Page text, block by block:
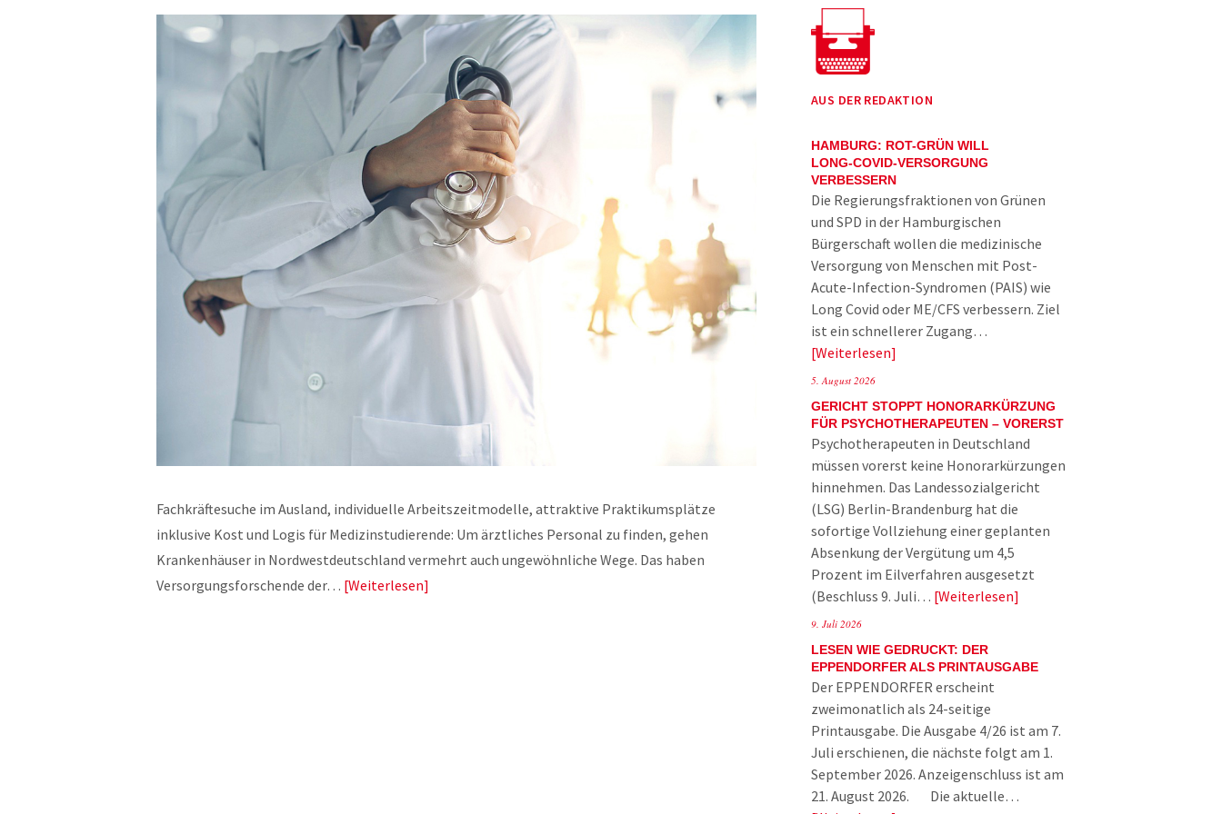
Fachkräftesuche im Ausland, individuelle Arbeitszeitmodelle, attraktive Praktikumsplätze
inklusive Kost und Logis für Medizinstudierende: Um ärztliches Personal zu finden, gehen
Krankenhäuser in Nordwestdeutschland vermehrt auch ungewöhnliche Wege. Das haben
Versorgungsforschende der… Weiterlesen
AUS DER REDAKTION
HAMBURG: ROT-GRÜN WILL
LONG-COVID-VERSORGUNG
VERBESSERN
Die Regierungsfraktionen von Grünen
und SPD in der Hamburgischen
Bürgerschaft wollen die medizinische
Versorgung von Menschen mit Post-
Acute-Infection-Syndromen (PAIS) wie
Long Covid oder ME/CFS verbessern. Ziel
ist ein schnellerer Zugang…
Weiterlesen
5. August 2026
GERICHT STOPPT HONORARKÜRZUNG
FÜR PSYCHOTHERAPEUTEN – VORERST
Psychotherapeuten in Deutschland
müssen vorerst keine Honorarkürzungen
hinnehmen. Das Landessozialgericht
(LSG) Berlin-Brandenburg hat die
sofortige Vollziehung einer geplanten
Absenkung der Vergütung um 4,5
Prozent im Eilverfahren ausgesetzt
(Beschluss 9. Juli… Weiterlesen
9. Juli 2026
LESEN WIE GEDRUCKT: DER
EPPENDORFER ALS PRINTAUSGABE
Der EPPENDORFER erscheint
zweimonatlich als 24-seitige
Printausgabe. Die Ausgabe 4/26 ist am 7.
Juli erschienen, die nächste folgt am 1.
September 2026. Anzeigenschluss ist am
21. August 2026. Die aktuelle…